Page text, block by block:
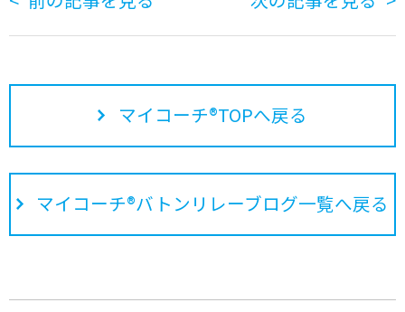
マイコーチ®TOPへ戻る
マイコーチ®バトンリレーブログ一覧へ戻る